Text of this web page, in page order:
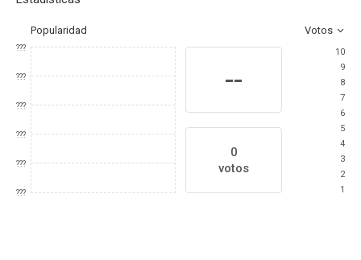
Popularidad Votos
???
???
???
???
???
???
--
0
votos
10
9
8
7
6
5
4
3
2
1